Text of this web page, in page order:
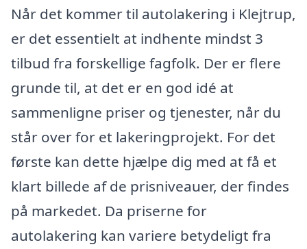
Når det kommer til autolakering i Klejtrup,
er det essentielt at indhente mindst 3
tilbud fra forskellige fagfolk. Der er flere
grunde til, at det er en god idé at
sammenligne priser og tjenester, når du
står over for et lakeringprojekt. For det
første kan dette hjælpe dig med at få et
klart billede af de prisniveauer, der findes
på markedet. Da priserne for
autolakering kan variere betydeligt fra